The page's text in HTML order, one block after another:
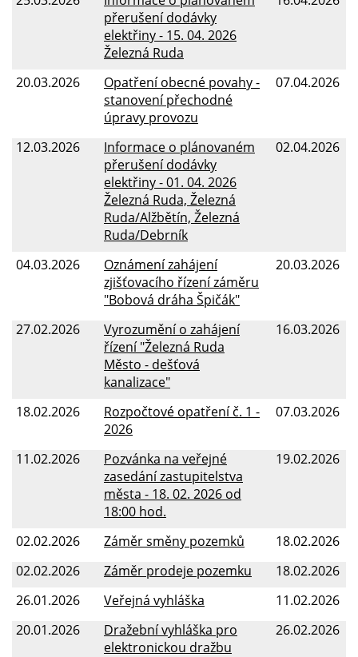
přerušení dodávky
elektřiny - 15. 04. 2026
Železná Ruda
20.03.2026
07.04.2026
Opatření obecné povahy -
stanovení přechodné
úpravy provozu
12.03.2026
02.04.2026
Informace o plánovaném
přerušení dodávky
elektřiny - 01. 04. 2026
Železná Ruda, Železná
Ruda/Alžbětín, Železná
Ruda/Debrník
04.03.2026
20.03.2026
Oznámení zahájení
zjišťovacího řízení záměru
"Bobová dráha Špičák"
27.02.2026
16.03.2026
Vyrozumění o zahájení
řízení "Železná Ruda
Město - dešťová
kanalizace"
18.02.2026
07.03.2026
Rozpočtové opatření č. 1 -
2026
11.02.2026
19.02.2026
Pozvánka na veřejné
zasedání zastupitelstva
města - 18. 02. 2026 od
18:00 hod.
02.02.2026
18.02.2026
Záměr směny pozemků
02.02.2026
18.02.2026
Záměr prodeje pozemku
26.01.2026
11.02.2026
Veřejná vyhláška
20.01.2026
26.02.2026
Dražební vyhláška pro
elektronickou dražbu